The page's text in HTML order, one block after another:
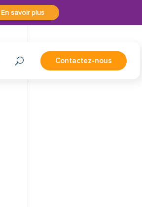
En savoir plus
Contactez-nous